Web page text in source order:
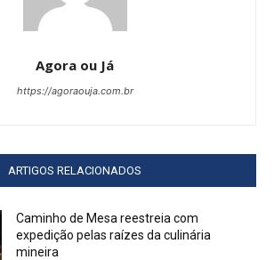
Agora ou Já
https://agoraouja.com.br
ARTIGOS RELACIONADOS
Caminho de Mesa reestreia com
expedição pelas raízes da culinária
mineira